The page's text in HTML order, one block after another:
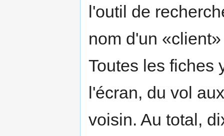
l'outil de
nom d'un
Toutes les fiches
l'écran, du vol
voisin. Au total,